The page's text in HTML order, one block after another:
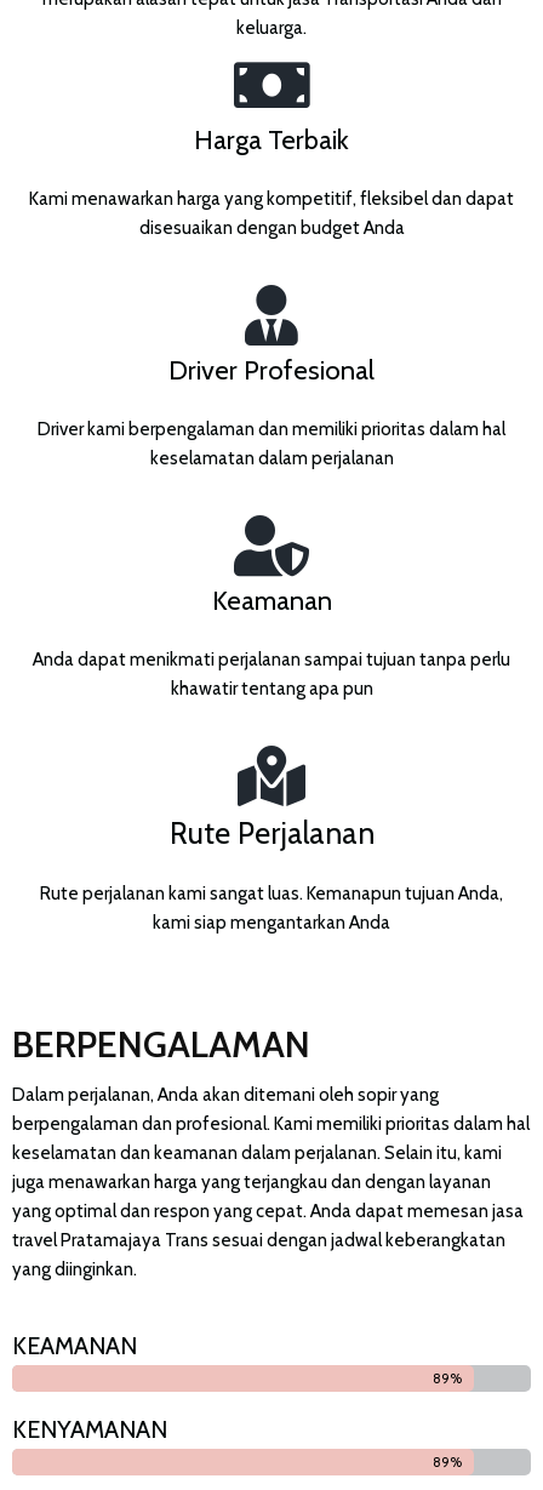
keluarga.
Harga Terbaik
Kami menawarkan harga yang kompetitif, fleksibel dan dapat
disesuaikan dengan budget Anda
Driver Profesional
Driver kami berpengalaman dan memiliki prioritas dalam hal
keselamatan dalam perjalanan
Keamanan
Anda dapat menikmati perjalanan sampai tujuan tanpa perlu
khawatir tentang apa pun
Rute Perjalanan
Rute perjalanan kami sangat luas. Kemanapun tujuan Anda,
kami siap mengantarkan Anda
BERPENGALAMAN
Dalam perjalanan, Anda akan ditemani oleh sopir yang
berpengalaman dan profesional. Kami memiliki prioritas dalam hal
keselamatan dan keamanan dalam perjalanan. Selain itu, kami
juga menawarkan harga yang terjangkau dan dengan layanan
yang optimal dan respon yang cepat. Anda dapat memesan jasa
travel Pratamajaya Trans sesuai dengan jadwal keberangkatan
yang diinginkan.
KEAMANAN
90%
KENYAMANAN
90%